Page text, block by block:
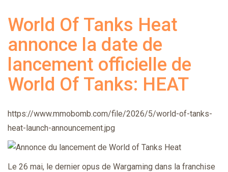
World Of Tanks Heat
annonce la date de
lancement officielle de
World Of Tanks: HEAT
https://www.mmobomb.com/file/2026/5/world-of-tanks-
heat-launch-announcement.jpg
Le 26 mai, le dernier opus de Wargaming dans la franchise